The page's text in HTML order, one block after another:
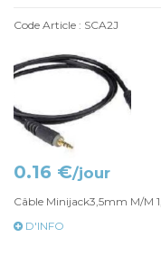
Code Article : SCA2J
0.16 €/jour
Câble Minijack3,5mm M/M
D'INFO